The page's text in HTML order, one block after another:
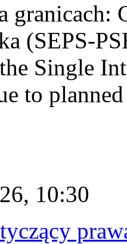
granicach:
(SEPS-
Single
to
10:30